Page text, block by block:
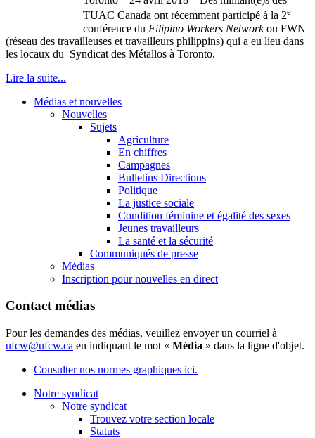
TUAC Canada ont récemment participé à la 2e
conférence du Filipino Workers Networkou FWN
(réseau des travailleuses et travailleurs philippins) qui a eu lieu dans
les locaux du Syndicat des Métallos à Toronto.
Lire la suite...
Médias et nouvelles
Nouvelles
Sujets
Agriculture
En chiffres
Campagnes
Bulletins Directions
Politique
La justice sociale
Condition féminine et égalité des sexes
Jeunes travailleurs
La santé et la sécurité
Communiqués de presse
Médias
Inscription pour nouvelles en direct
Contact médias
Pour les demandes des médias, veuillez envoyer un courriel à
ufcw@ufcw.ca en indiquant le mot « Média » dans la ligne d'objet.
Consulter nos normes graphiques ici.
Notre syndicat
Notre syndicat
Trouvez votre section locale
Statuts